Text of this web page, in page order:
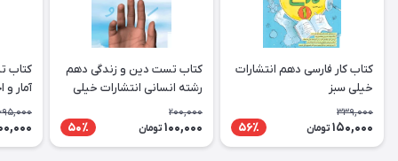
کتاب کار فارسی دهم انتشارات
خیلی سبز
339,000
150,000 تومان 56٪
کتاب تست دین و زندگی دهم
رشته انسانی انتشارات خیلی
200,000
100,000 تومان 50٪
کتاب
آمار و